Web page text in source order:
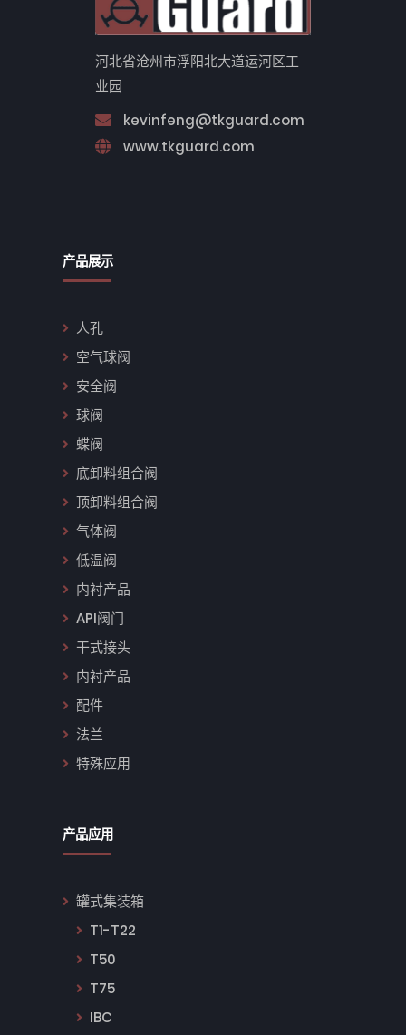
河北省沧州市浮阳北大道运河区工
业园
kevinfeng@tkguard.com
www.tkguard.com
产品展示
人孔
空气球阀
安全阀
球阀
蝶阀
底卸料组合阀
顶卸料组合阀
气体阀
低温阀
内衬产品
API阀门
干式接头
内衬产品
配件
法兰
特殊应用
产品应用
罐式集装箱
T1-T22
T50
T75
IBC